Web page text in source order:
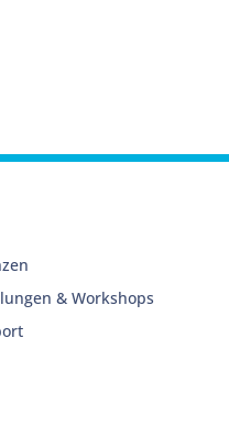
& Workshops